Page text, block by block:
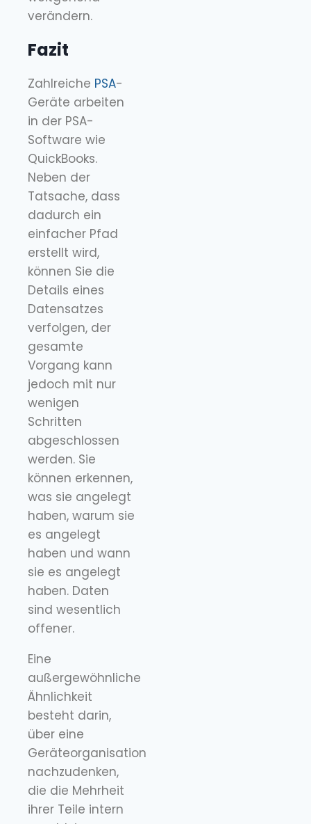
verändern.
Fazit
Zahlreiche PSA-
Geräte arbeiten
in der PSA-
Software wie
QuickBooks.
Neben der
Tatsache, dass
dadurch ein
einfacher Pfad
erstellt wird,
können Sie die
Details eines
Datensatzes
verfolgen, der
gesamte
Vorgang kann
jedoch mit nur
wenigen
Schritten
abgeschlossen
werden. Sie
können erkennen,
was sie angelegt
haben, warum sie
es angelegt
haben und wann
sie es angelegt
haben. Daten
sind wesentlich
offener.
Eine
außergewöhnliche
Ähnlichkeit
besteht darin,
über eine
Geräteorganisation
nachzudenken,
die die Mehrheit
ihrer Teile intern